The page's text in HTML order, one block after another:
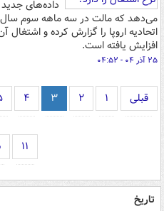
داده‌های جدید
می‌دهد که مالت در سه ماهه سوم سال
افزایش یافته است.
۲۵ آذر ۰۴ - ۰۴:۵۲
قبلی ۱ ۲ ۳ ۴
۱۱
تاریخ